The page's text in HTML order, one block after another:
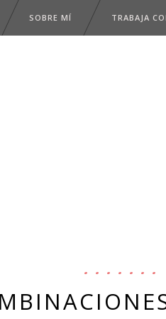
SOBRE MÍ TRABAJA